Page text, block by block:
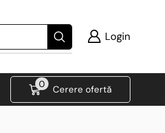
Login
0 Cerere ofertă